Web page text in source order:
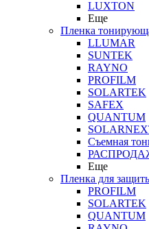
LUXTON
Еще
Пленка
LLUMAR
SUNTEK
RAYNO
PROFILM
SOLARTEK
SAFEX
QUANTUM
Съемная
Еще
Пленка для
PROFILM
SOLARTEK
QUANTUM